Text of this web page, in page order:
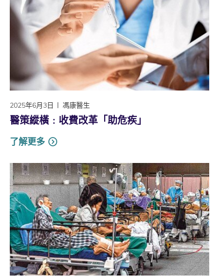
2025年6月3日 馮康醫生
醫策縱橫﹕收費改革「助危疾」
了解更多